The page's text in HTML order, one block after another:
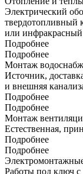
Электрический
твердотопливный
или
Подробнее
Подробнее
Монтаж
Источник,
и внешняя
Подробнее
Подробнее
Монтаж
Естественная,
Подробнее
Подробнее
Работы под ключ